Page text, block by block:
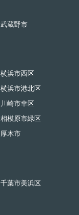
武蔵野市
横浜市西区
横浜市港北区
川崎市幸区
相模原市緑区
厚木市
千葉市美浜区